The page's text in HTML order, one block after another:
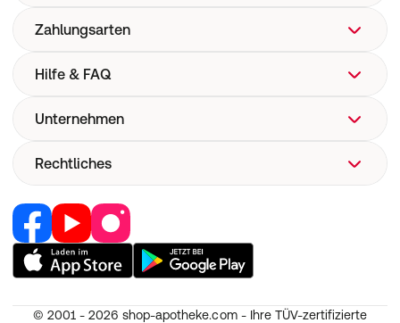
Zahlungsarten
Hilfe & FAQ
FAQ
Versand
Now! Versand
E-Rezept
Pharmakovigilanz
Unternehmen
Über uns
Corporate Website
Retail Media
Jobs & Karriere
Partner werden
Unsere Apps
Rechtliches
Vertrag widerrufen
Nutzung und Haftung
AGB
© 2001 - 2026 shop-apotheke.com - Ihre TÜV-zertifizierte